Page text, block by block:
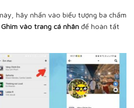
hãy nhấn vào biểu tượng ba chấm
Ghim vào trang cá nhân để hoàn tất